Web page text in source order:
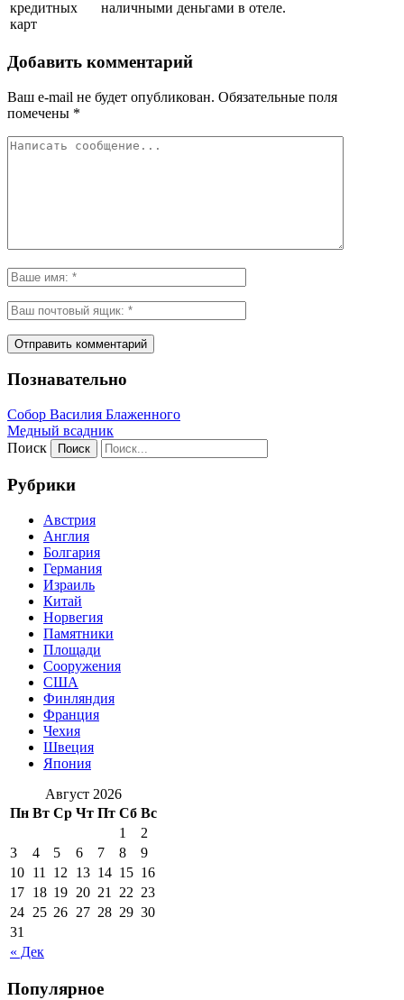
кредитных
карт
наличными деньгами в отеле.
Добавить комментарий
Ваш e-mail не будет опубликован. Обязательные поля
помечены *
Познавательно
Собор Василия Блаженного
Медный всадник
Поиск
Рубрики
Австрия
Англия
Болгария
Германия
Израиль
Китай
Норвегия
Памятники
Площади
Сооружения
США
Финляндия
Франция
Чехия
Швеция
Япония
Август 2026
Пн Вт Ср Чт Пт Сб Вс
« Дек
1
2
3
4 5 6 7 8
9
10 11 12 13 14 15 16
17 18 19 20 21 22 23
24 25 26 27 28 29 30
31
Популярное